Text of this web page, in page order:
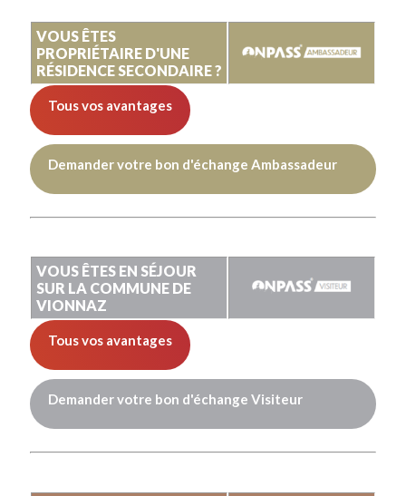
VOUS ÊTES
PROPRIÉTAIRE D'UNE
RÉSIDENCE SECONDAIRE ?
Tous vos avantages
Demander votre bon d'échange Ambassadeur
VOUS ÊTES EN SÉJOUR
SUR LA COMMUNE DE
VIONNAZ
Tous vos avantages
Demander votre bon d'échange Visiteur